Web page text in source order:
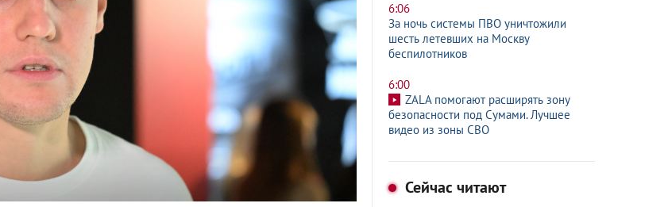
6:06
За ночь системы ПВО уничтожили
шесть летевших на Москву
беспилотников
6:00
ZALA помогают расширять зону
безопасности под Сумами. Лучшее
видео из зоны СВО
Сейчас читают